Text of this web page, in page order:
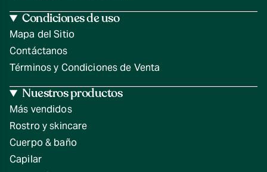
Condiciones de uso
Mapa del Sitio
Contáctanos
Términos y Condiciones de Venta
Nuestros productos
Más vendidos
Rostro y skincare
Cuerpo & baño
Capilar